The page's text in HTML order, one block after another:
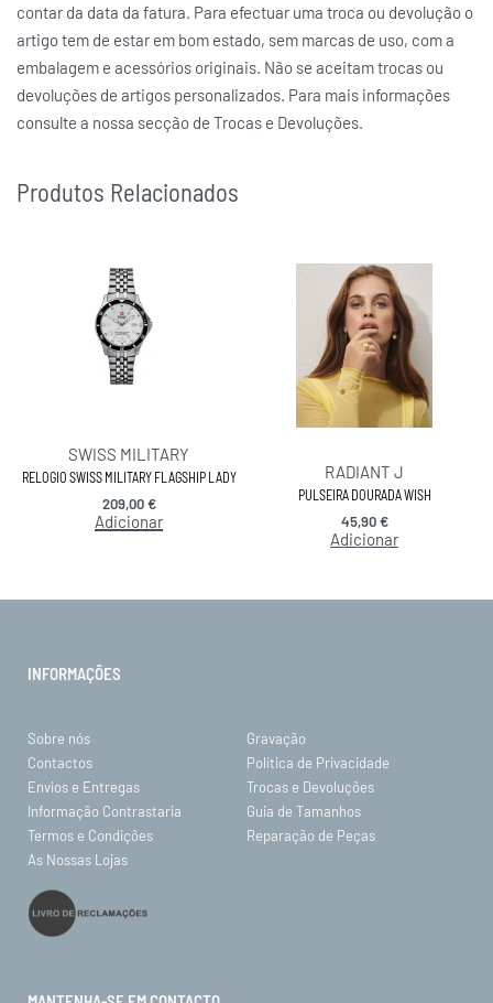
contar da data da fatura. Para efectuar uma troca ou devolução o
artigo tem de estar em bom estado, sem marcas de uso, com a
embalagem e acessórios originais. Não se aceitam trocas ou
devoluções de artigos personalizados. Para mais informações
consulte a nossa secção de Trocas e Devoluções.
Produtos Relacionados
SWISS MILITARY
RELOGIO SWISS MILITARY FLAGSHIP LADY
209,00€
Adicionar
RADIANT J
PULSEIRA DOURADA WISH
45,90€
Adicionar
INFORMAÇÕES
Sobre nós
Gravação
Contactos
Política de Privacidade
Envios e Entregas
Trocas e Devoluções
Informação Contrastaria
Guia de Tamanhos
Termos e Condições
Reparação de Peças
As Nossas Lojas